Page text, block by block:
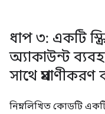
ধাপ ৩: একটি
অ্যাকাউন্ট
সাথে প্রমাণীকরণ
নিম্নলিখিত কোডটি